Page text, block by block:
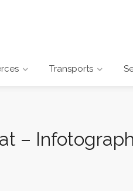
Transports
–